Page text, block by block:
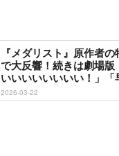
『メダリスト』原作者
で大反響！続きは劇場版
いいいいいいいい！」「
2026-03-22